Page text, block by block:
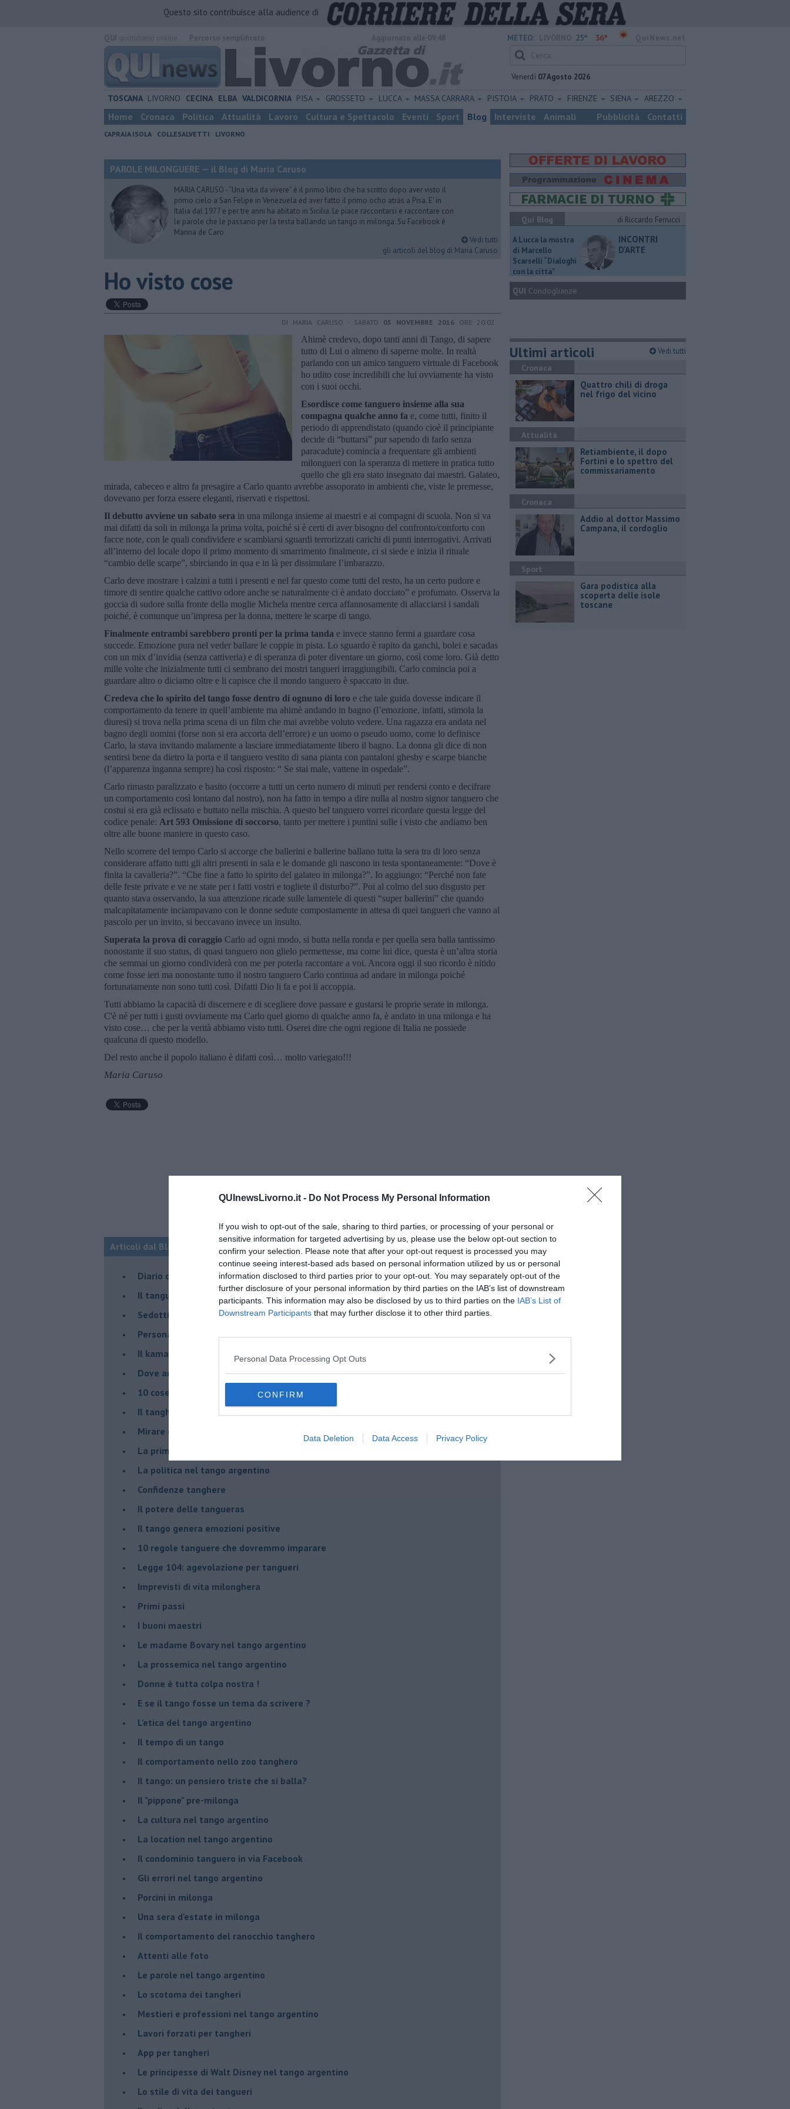
QUInewsLivorno.it - Do Not Process My Personal Information
If you wish to opt-out of the sale, sharing to third parties, or processing of your personal or
sensitive information for targeted advertising by us, please use the below opt-out section to
confirm your selection. Please note that after your opt-out request is processed you may
continue seeing interest-based ads based on personal information utilized by us or personal
information disclosed to third parties prior to your opt-out. You may separately opt-out of the
further disclosure of your personal information by third parties on the IAB’s list of downstream
participants. This information may also be disclosed by us to third parties on the IAB’s List of
Downstream Participants that may further disclose it to other third parties.
Personal Data Processing Opt Outs
CONFIRM
Data Deletion Data Access Privacy Policy
Questo sito contribuisce alla audience di
METEO: 25° 36°
Venerdì 07 Agosto 2026
TOSCANA LIVORNO CECINA ELBA VALDICORNIA PISA GROSSETO LUCCA MASSA CARRARA PISTOIA PRATO FIRENZE SIENA AREZZO
Home Cronaca Politica Attualità Lavoro Cultura e Spettacolo Eventi Sport Blog Interviste Animali Pubblicità Contatti
CAPRAIA ISOLA COLLESALVETTI LIVORNO
PAROLE MILONGUERE — il Blog di Maria Caruso
MARIA CARUSO - “Una vita da vivere” è il primo libro che ha scritto dopo aver visto il
primo cielo a San Felipe in Venezuela ed aver fatto il primo ocho atràs a Pisa. E' in
Italia dal 1977 e per tre anni ha abitato in Sicilia. Le piace raccontarsi e raccontare con
le parole che le passano per la testa ballando un tango in milonga. Su Facebook è
Marina de Caro
Vedi tutti
gli articoli del blog di Maria Caruso
Ho visto cose
DI MARIA CARUSO - SABATO 05 NOVEMBRE 2016 ORE 20:02
Ahimè credevo, dopo tanti anni di Tango, di sapere
tutto di Lui o almeno di saperne molte. In realtà
parlando con un amico tanguero virtuale di Facebook
ho udito cose incredibili che lui ovviamente ha visto
con i suoi occhi.
Esordisce come tanguero insieme alla sua
compagna qualche anno fa e, come tutti, finito il
periodo di apprendistato (quando cioè il principiante
decide di “buttarsi” pur sapendo di farlo senza
paracadute) comincia a frequentare gli ambienti
milongueri con la speranza di mettere in pratica tutto
quello che gli era stato insegnato dai maestri. Galateo,
mirada, cabeceo e altro fa presagire a Carlo quanto avrebbe assoporato in ambienti che, viste le premesse,
dovevano per forza essere eleganti, riservati e rispettosi.
Il debutto avviene un sabato sera in una milonga insieme ai maestri e ai compagni di scuola. Non si va
mai difatti da soli in milonga la prima volta, poiché si è certi di aver bisogno del confronto/conforto con
facce note, con le quali condividere e scambiarsi sguardi terrorizzati carichi di punti interrogativi. Arrivati
all’interno del locale dopo il primo momento di smarrimento finalmente, ci si siede e inizia il rituale
“cambio delle scarpe”, sbirciando in qua e in là per dissimulare l’imbarazzo.
Carlo deve mostrare i calzini a tutti i presenti e nel far questo come tutti del resto, ha un certo pudore e
timore di sentire qualche cattivo odore anche se naturalmente ci è andato docciato” e profumato. Osserva la
goccia di sudore sulla fronte della moglie Michela mentre cerca affannosamente di allacciarsi i sandali
poiché, è comunque un’impresa per la donna, mettere le scarpe di tango.
Finalmente entrambi sarebbero pronti per la prima tanda e invece stanno fermi a guardare cosa
succede. Emozione pura nel veder ballare le coppie in pista. Lo sguardo è rapito da ganchi, bolei e sacadas
con un mix d’invidia (senza cattiveria) e di speranza di poter diventare un giorno, così come loro. Già detto
mille volte che inizialmente tutti ci sembrano dei mostri tangueri irraggiungibili. Carlo comincia poi a
guardare altro o diciamo oltre e li capisce che il mondo tanguero è spaccato in due.
Credeva che lo spirito del tango fosse dentro di ognuno di loro e che tale guida dovesse indicare il
comportamento da tenere in quell’ambiente ma ahimè andando in bagno (l’emozione, infatti, stimola la
diuresi) si trova nella prima scena di un film che mai avrebbe voluto vedere. Una ragazza era andata nel
bagno degli uomini (forse non si era accorta dell’errore) e un uomo o pseudo uomo, come lo definisce
Carlo, la stava invitando malamente a lasciare immediatamente libero il bagno. La donna gli dice di non
sentirsi bene da dietro la porta e il tanguero vestito di sana pianta con pantaloni ghesby e scarpe bianche
(l’apparenza inganna sempre) ha così risposto: “ Se stai male, vattene in ospedale”.
Carlo rimasto paralizzato e basito (occorre a tutti un certo numero di minuti per rendersi conto e decifrare
un comportamento così lontano dal nostro), non ha fatto in tempo a dire nulla al nostro signor tanguero che
costui si era già eclissato e buttato nella mischia. A questo bel tanguero vorrei ricordare questa legge del
codice penale: Art 593 Omissione di soccorso, tanto per mettere i puntini sulle i visto che andiamo ben
oltre alle buone maniere in questo caso.
Nello scorrere del tempo Carlo si accorge che ballerini e ballerine ballano tutta la sera tra di loro senza
considerare affatto tutti gli altri presenti in sala e le domande gli nascono in testa spontaneamente: “Dove è
finita la cavalleria?”. “Che fine a fatto lo spirito del galateo in milonga?”. Io aggiungo: “Perché non fate
delle feste private e ve ne state per i fatti vostri e togliete il disturbo?”. Poi al colmo del suo disgusto per
quanto stava osservando, la sua attenzione ricade sulle lamentele di questi “super ballerini” che quando
malcapitatamente inciampavano con le donne sedute compostamente in attesa di quei tangueri che vanno al
pascolo per un invito, si beccavano invece un insulto.
Superata la prova di coraggio Carlo ad ogni modo, si butta nella ronda e per quella sera balla tantissimo
nonostante il suo status, di quasi tanguero non glielo permettesse, ma come lui dice, questa è un’altra storia
che semmai un giorno condividerà con me per poterla raccontare a voi. Ancora oggi il suo ricordo è nitido
come fosse ieri ma nonostante tutto il nostro tanguero Carlo continua ad andare in milonga poiché
fortunatamente non sono tutti così. Difatti Dio li fa e poi li accoppia.
Tutti abbiamo la capacità di discernere e di scegliere dove passare e gustarsi le proprie serate in milonga.
C'è né per tutti i gusti ovviamente ma Carlo quel giorno di qualche anno fa, è andato in una milonga e ha
visto cose… che per la verità abbiamo visto tutti. Oserei dire che ogni regione di Italia ne possiede
qualcuna di questo modello.
Del resto anche il popolo italiano è difatti così… molto variegato!!!
Maria Caruso
Articoli dal Blog “Parole milonguere” di Maria Caruso
Diario di una tanghera
Il tanguero che entra in pista
Sedotti e abbandonati nel tango argentino
Personalità tanguera
Il kamasutango
Dove andiamo stasera?
10 cose da non dire a fine tanda
Il tanghero odioso
Mirare con la PNL
La prima volta
La politica nel tango argentino
Confidenze tanghere
Il potere delle tangueras
Il tango genera emozioni positive
10 regole tanguere che dovremmo imparare
Legge 104: agevolazione per tangueri
Imprevisti di vita milonghera
Primi passi
I buoni maestri
Le madame Bovary nel tango argentino
La prossemica nel tango argentino
Donne è tutta colpa nostra !
E se il tango fosse un tema da scrivere ?
L'etica del tango argentino
Il tempo di un tango
Il comportamento nello zoo tanghero
Il tango: un pensiero triste che si balla?
Il "pippone" pre-milonga
La cultura nel tango argentino
La location nel tango argentino
Il condominio tanguero in via Facebook
Gli errori nel tango argentino
Porcini in milonga
Una sera d'estate in milonga
Il comportamento del ranocchio tanghero
Attenti alle foto
Le parole nel tango argentino
Lo scotoma dei tangheri
Mestieri e professioni nel tango argentino
Lavori forzati per tangheri
App per tangheri
Le principesse di Walt Disney nel tango argentino
Lo stile di vita dei tangueri
Qui Blog
di Riccardo Ferrucci
A Lucca la mostra
di Marcello
Scarselli “Dialoghi
con la città"
INCONTRI
D'ARTE
QUI Condoglianze
Ultimi articoli Vedi tutti
Cronaca
Quattro chili di droga
nel frigo del vicino
Attualità
Retiambiente, il dopo
Fortini e lo spettro del
commissariamento
Cronaca
Addio al dottor Massimo
Campana, il cordoglio
Sport
Gara podistica alla
scoperta delle isole
toscane